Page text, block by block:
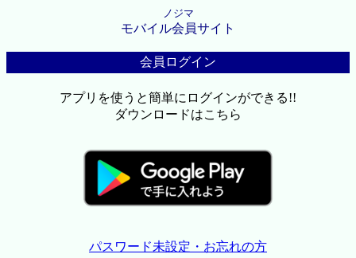
ノジマ
モバイル会員サイト
会員ログイン
アプリを使うと簡単にログインができる!!
ダウンロードはこちら
パスワード未設定・お忘れの方